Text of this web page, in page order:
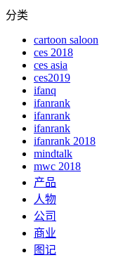
分类
cartoon saloon
ces 2018
ces asia
ces2019
ifanq
ifanrank
ifanrank
ifanrank
ifanrank 2018
mindtalk
mwc 2018
产品
人物
公司
商业
图记